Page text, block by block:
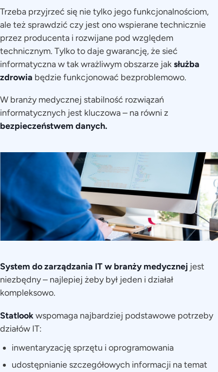
Trzeba przyjrzeć się nie tylko jego funkcjonalnościom,
ale też sprawdzić czy jest ono wspierane technicznie
przez producenta i rozwijane pod względem
technicznym. Tylko to daje gwarancję, że sieć
informatyczna w tak wrażliwym obszarze jaksłużba
zdrowia będzie funkcjonować bezproblemowo.
W branży medycznej stabilność rozwiązań
informatycznych jest kluczowa – na równi z
bezpieczeństwem danych.
System do zarządzania IT w branży medycznej jest
niezbędny – najlepiej żeby był jeden i działał
kompleksowo.
Statlookwspomaga najbardziej podstawowe potrzeby
działów IT:
inwentaryzację sprzętu i oprogramowania
udostępnianie szczegółowych informacji na temat